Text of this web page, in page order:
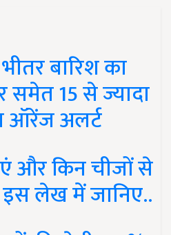
बारिश का
समेत 15 से ज्यादा
ऑरेंज अलर्ट
और किन चीजों से
लेख में जानिए..